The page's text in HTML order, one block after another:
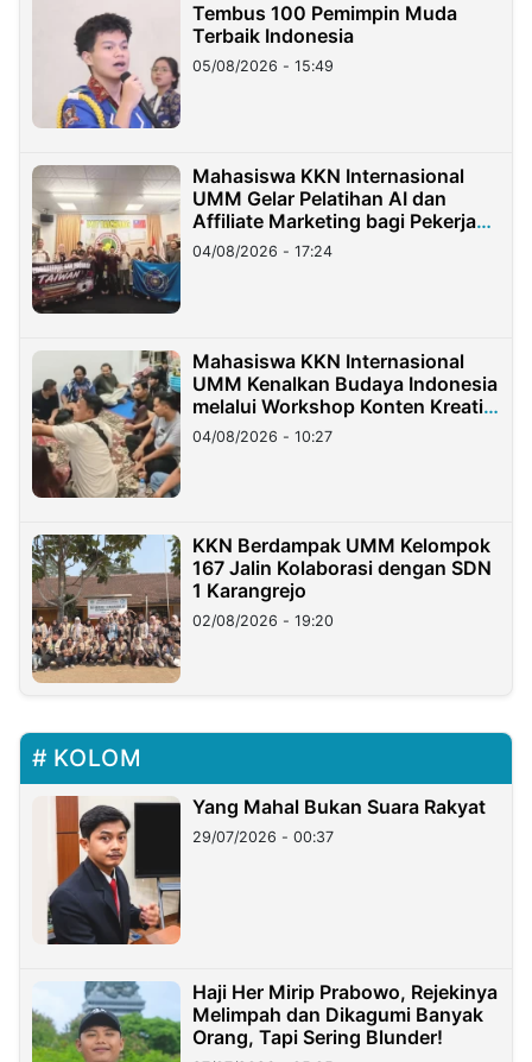
Tembus 100 Pemimpin Muda
Terbaik Indonesia
05/08/2026 - 15:49
Mahasiswa KKN Internasional
UMM Gelar Pelatihan AI dan
Affiliate Marketing bagi Pekerja
Migran Indonesia di Taiwan
04/08/2026 - 17:24
Mahasiswa KKN Internasional
UMM Kenalkan Budaya Indonesia
melalui Workshop Konten Kreatif
di Taiwan
04/08/2026 - 10:27
KKN Berdampak UMM Kelompok
167 Jalin Kolaborasi dengan SDN
1 Karangrejo
02/08/2026 - 19:20
KOLOM
Yang Mahal Bukan Suara Rakyat
29/07/2026 - 00:37
Haji Her Mirip Prabowo, Rejekinya
Melimpah dan Dikagumi Banyak
Orang, Tapi Sering Blunder!